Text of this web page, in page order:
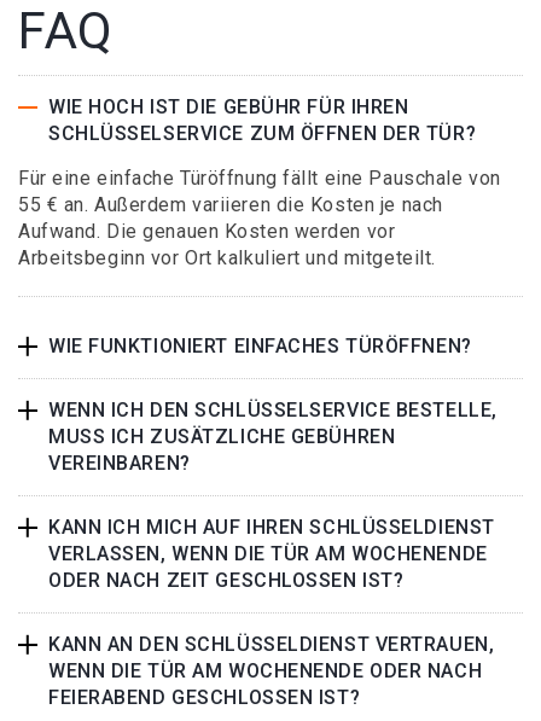
FAQ
WIE HOCH IST DIE GEBÜHR FÜR IHREN
SCHLÜSSELSERVICE ZUM ÖFFNEN DER TÜR?
Für eine einfache Türöffnung fällt eine Pauschale von
55 € an. Außerdem variieren die Kosten je nach
Aufwand. Die genauen Kosten werden vor
Arbeitsbeginn vor Ort kalkuliert und mitgeteilt.
WIE FUNKTIONIERT EINFACHES TÜRÖFFNEN?
WENN ICH DEN SCHLÜSSELSERVICE BESTELLE,
MUSS ICH ZUSÄTZLICHE GEBÜHREN
VEREINBAREN?
KANN ICH MICH AUF IHREN SCHLÜSSELDIENST
VERLASSEN, WENN DIE TÜR AM WOCHENENDE
ODER NACH ZEIT GESCHLOSSEN IST?
KANN AN DEN SCHLÜSSELDIENST VERTRAUEN,
WENN DIE TÜR AM WOCHENENDE ODER NACH
FEIERABEND GESCHLOSSEN IST?